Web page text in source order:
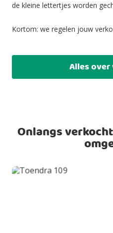
de kleine lettertjes worden
Kortom: we regelen jouw
Alles
Onlangs